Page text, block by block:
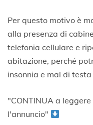
Per questo motivo è
alla presenza di
telefonia cellulare e
abitazione, perché
insonnia e mal di testa
"CONTINUA a
l'annuncio"